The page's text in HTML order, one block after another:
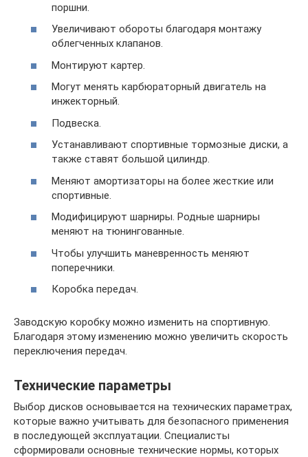
поршни.
Увеличивают обороты благодаря монтажу
облегченных клапанов.
Монтируют картер.
Могут менять карбюраторный двигатель на
инжекторный.
Подвеска.
Устанавливают спортивные тормозные диски, а
также ставят большой цилиндр.
Меняют амортизаторы на более жесткие или
спортивные.
Модифицируют шарниры. Родные шарниры
меняют на тюнингованные.
Чтобы улучшить маневренность меняют
поперечники.
Коробка передач.
Заводскую коробку можно изменить на спортивную.
Благодаря этому изменению можно увеличить скорость
переключения передач.
Технические параметры
Выбор дисков основывается на технических параметрах,
которые важно учитывать для безопасного применения
в последующей эксплуатации. Специалисты
сформировали основные технические нормы, которых